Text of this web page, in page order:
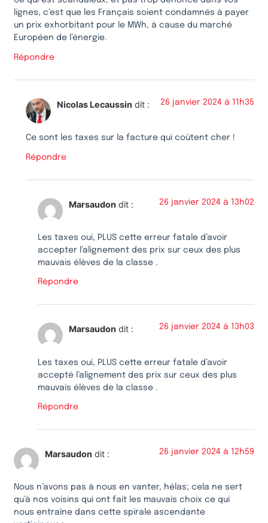
lignes, c’est que les Français soient condamnés à payer
un prix exhorbitant pour le MWh, à cause du marché
Européen de l’énergie.
Répondre
Nicolas Lecaussin dit : 26 janvier 2024 à 11h35
Ce sont les taxes sur la facture qui coûtent cher !
Répondre
Marsaudon dit : 26 janvier 2024 à 13h02
Les taxes oui, PLUS cette erreur fatale d’avoir
accepter l’alignement des prix sur ceux des plus
mauvais élèves de la classe .
Répondre
Marsaudon dit : 26 janvier 2024 à 13h03
Les taxes oui, PLUS cette erreur fatale d’avoir
accepté l’alignement des prix sur ceux des plus
mauvais élèves de la classe .
Répondre
Marsaudon dit : 26 janvier 2024 à 12h59
Nous n’avons pas à nous en vanter, hélas; cela ne sert
qu’à nos voisins qui ont fait les mauvais choix ce qui
nous entraîne dans cette spirale ascendante